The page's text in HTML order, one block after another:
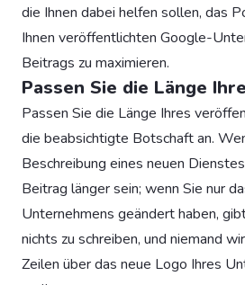
die Ihnen dabei helfen sollen, das
Ihnen veröffentlichten Google-
Beitrags zu maximieren.
Passen Sie die Länge
Passen Sie die Länge Ihres
die beabsichtigte Botschaft an.
Beschreibung eines neuen
Beitrag länger sein; wenn Sie nur
Unternehmens geändert haben,
nichts zu schreiben, und niemand
Zeilen über das neue Logo Ihres